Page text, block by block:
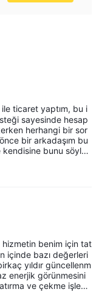
ticaret yaptım, bu i
sayesinde hesap
herhangi bir sor
bir arkadaşım bu
kendisine bunu söyled
mi bilmiyorum.
benim için tat
içinde bazı değerleri
yıldır güncellenm
enerjik görünmesini
ve çekme işleml